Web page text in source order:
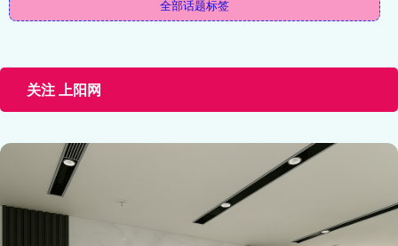
全部话题标签
关注 上阳网